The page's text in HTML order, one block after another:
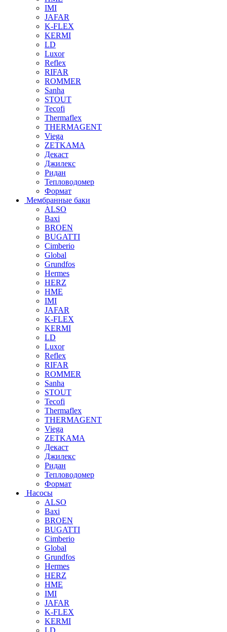
IMI
JAFAR
K-FLEX
KERMI
LD
Luxor
Reflex
RIFAR
ROMMER
Sanha
STOUT
Tecofi
Thermaflex
THERMAGENT
Viega
ZETKAMA
Декаст
Джилекс
Ридан
Тепловодомер
Формат
Мембранные баки
ALSO
Baxi
BROEN
BUGATTI
Cimberio
Global
Grundfos
Hermes
HERZ
HME
IMI
JAFAR
K-FLEX
KERMI
LD
Luxor
Reflex
RIFAR
ROMMER
Sanha
STOUT
Tecofi
Thermaflex
THERMAGENT
Viega
ZETKAMA
Декаст
Джилекс
Ридан
Тепловодомер
Формат
Насосы
ALSO
Baxi
BROEN
BUGATTI
Cimberio
Global
Grundfos
Hermes
HERZ
HME
IMI
JAFAR
K-FLEX
KERMI
LD